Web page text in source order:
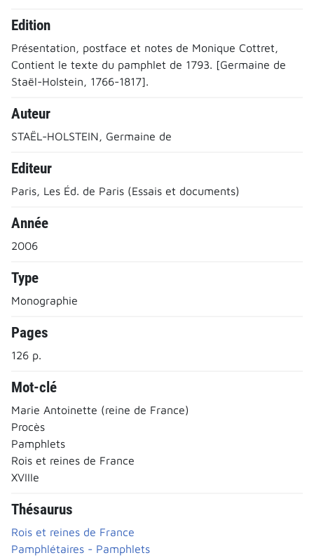
Edition
Présentation, postface et notes de Monique Cottret,
Contient le texte du pamphlet de 1793. [Germaine de
Staël-Holstein, 1766-1817].
Auteur
STAËL-HOLSTEIN, Germaine de
Editeur
Paris, Les Éd. de Paris (Essais et documents)
Année
2006
Type
Monographie
Pages
126 p.
Mot-clé
Marie Antoinette (reine de France)
Procès
Pamphlets
Rois et reines de France
XVIIIe
Thésaurus
Rois et reines de France
Pamphlétaires - Pamphlets